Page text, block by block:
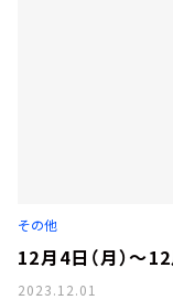
その他
12月4日（月）～
2023.12.01